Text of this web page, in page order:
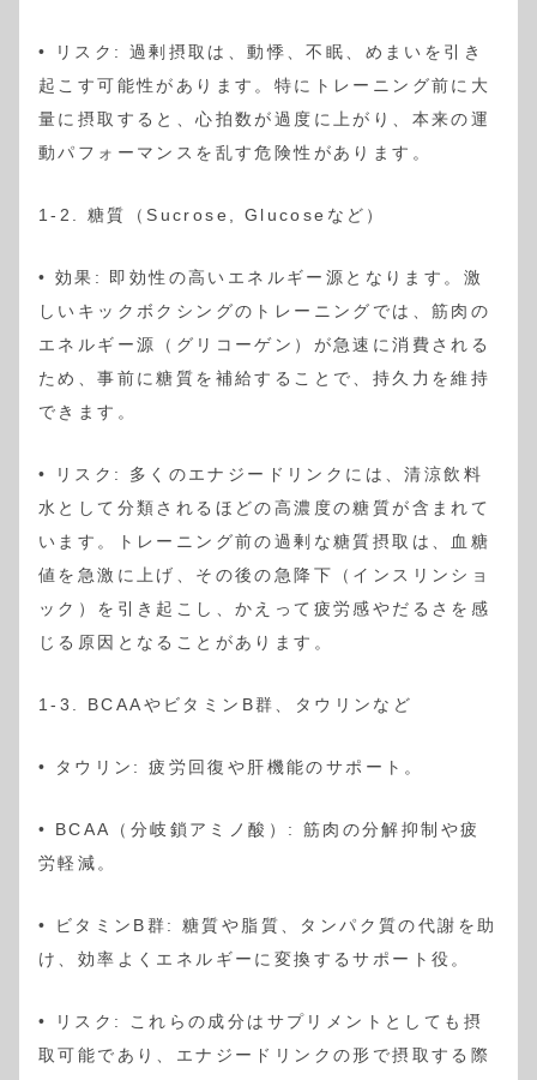
• リスク: 過剰摂取は、動悸、不眠、めまいを引き
起こす可能性があります。特にトレーニング前に大
量に摂取すると、心拍数が過度に上がり、本来の運
動パフォーマンスを乱す危険性があります。
1-2. 糖質（Sucrose, Glucoseなど）
• 効果: 即効性の高いエネルギー源となります。激
しいキックボクシングのトレーニングでは、筋肉の
エネルギー源（グリコーゲン）が急速に消費される
ため、事前に糖質を補給することで、持久力を維持
できます。
• リスク: 多くのエナジードリンクには、清涼飲料
水として分類されるほどの高濃度の糖質が含まれて
います。トレーニング前の過剰な糖質摂取は、血糖
値を急激に上げ、その後の急降下（インスリンショ
ック）を引き起こし、かえって疲労感やだるさを感
じる原因となることがあります。
1-3. BCAAやビタミンB群、タウリンなど
• タウリン: 疲労回復や肝機能のサポート。
• BCAA（分岐鎖アミノ酸）: 筋肉の分解抑制や疲
労軽減。
• ビタミンB群: 糖質や脂質、タンパク質の代謝を助
け、効率よくエネルギーに変換するサポート役。
• リスク: これらの成分はサプリメントとしても摂
取可能であり、エナジードリンクの形で摂取する際